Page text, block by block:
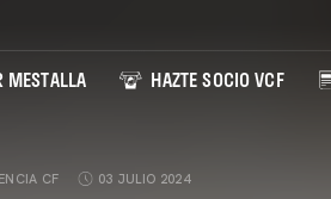
MESTALLA HAZTE SOCIO VCF
CF 03 JULIO 2024